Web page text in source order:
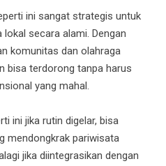
ini sangat strategis untuk
secara alami. Dengan
komunitas dan olahraga
bisa terdorong tanpa harus
yang mahal.
ini jika rutin digelar, bisa
mendongkrak pariwisata
jika diintegrasikan dengan